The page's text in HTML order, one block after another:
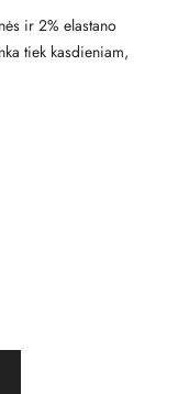
ir 2% elastano
tiek kasdieniam,